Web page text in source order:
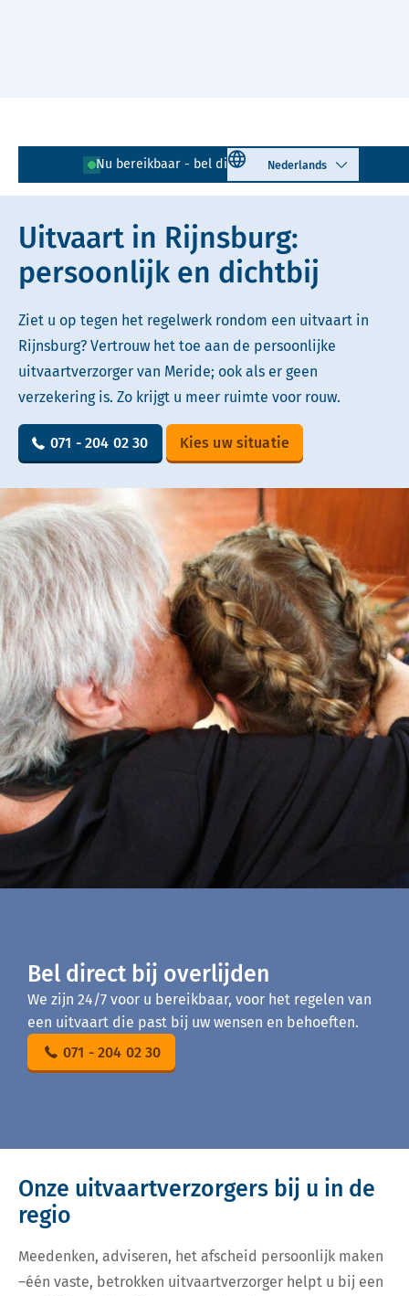
Nu bereikbaar - bel direct! 071 - 204 02 30
Select language
Lees voor Uitleg woorden
Simpele tekst
Uitvaart in Rijnsburg:
persoonlijk en dichtbij
Ziet u op tegen het regelwerk rondom een uitvaart in
Rijnsburg? Vertrouw het toe aan de persoonlijke
uitvaartverzorger van Meride; ook als er geen
verzekering is. Zo krijgt u meer ruimte voor rouw.
071 - 204 02 30 Kies uw situatie
Bel direct bij overlijden
We zijn 24/7 voor u bereikbaar, voor het regelen van
een uitvaart die past bij uw wensen en behoeften.
071 - 204 02 30
Onze uitvaartverzorgers bij u in de
regio
Meedenken, adviseren, het afscheid persoonlijk maken
–één vaste, betrokken uitvaartverzorger helpt u bij een